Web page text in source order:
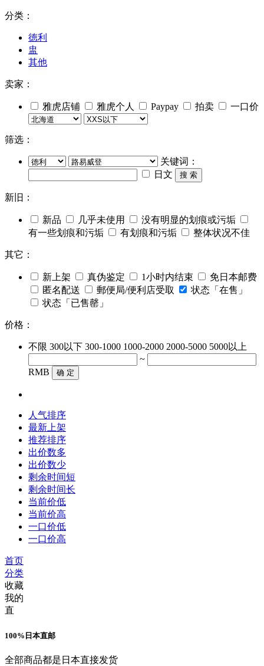
分类：
徳利
盅
其他
卖家：
雅虎店铺 雅虎个人 Paypay 拍卖 一口价
筛选：
关键词：
日文
搜 索
新旧：
新品 几乎未使用
没有明显的划痕或污垢
有一些划痕和污垢
有划痕和污垢 整体状况不佳
其它：
新上架 真伪鉴定 1小时内结束
免日本邮费
匿名配送
郵便局/便利店受取
状态「在售」
状态「已售罄」
价格：
不限 300以下 300-1000 1000-2000 2000-5000 5000以上
~
RMB
确 定
人气排序
最新上架
推荐排序
出价数多
出价数少
剩余时间短
剩余时间长
当前价低
当前价高
一口价低
一口价高
首页
分类
收藏
我的
直
100%日本直邮
全部商品都是日本直接发货